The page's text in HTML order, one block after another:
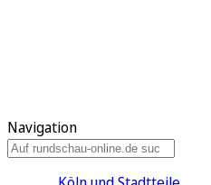
Navigation